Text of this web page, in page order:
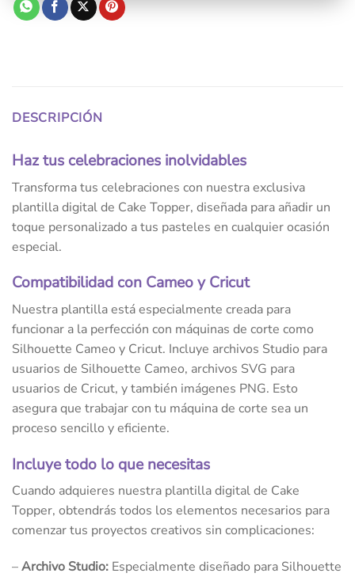
DESCRIPCIÓN
Haz tus celebraciones inolvidables
Transforma tus celebraciones con nuestra exclusiva
plantilla digital de Cake Topper, diseñada para añadir un
toque personalizado a tus pasteles en cualquier ocasión
especial.
Compatibilidad con Cameo y Cricut
Nuestra plantilla está especialmente creada para
funcionar a la perfección con máquinas de corte como
Silhouette Cameo y Cricut. Incluye archivos Studio para
usuarios de Silhouette Cameo, archivos SVG para
usuarios de Cricut, y también imágenes PNG. Esto
asegura que trabajar con tu máquina de corte sea un
proceso sencillo y eficiente.
Incluye todo lo que necesitas
Cuando adquieres nuestra plantilla digital de Cake
Topper, obtendrás todos los elementos necesarios para
comenzar tus proyectos creativos sin complicaciones:
–Archivo Studio: Especialmente diseñado para Silhouette